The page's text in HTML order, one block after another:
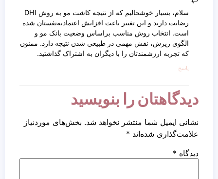
سلام، بسیار خوشحالیم که از نتیجه کاشت مو به روش DHI
رضایت دارید و این تغییر باعث افزایش اعتمادبه‌نفستان شده
است. انتخاب روش مناسب براساس وضعیت بانک مو و
الگوی ریزش، نقش مهمی در طبیعی شدن نتیجه دارد. ممنون
که تجربه ارزشمندتان را با دیگران به اشتراک گذاشتید.
پاسخ
دیدگاهتان را بنویسید
نشانی ایمیل شما منتشر نخواهد شد. بخش‌های موردنیاز
علامت‌گذاری شده‌اند *
دیدگاه *